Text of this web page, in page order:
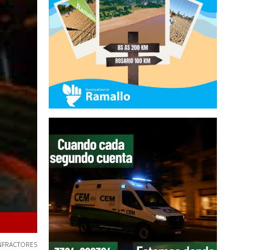
Descenso de casos en operativos por alcohol cero al volante